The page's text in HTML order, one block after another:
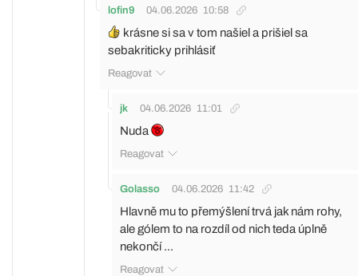
lofin9 04.06.2026 10:58
krásne si sa v tom našiel a prišiel sa
sebakriticky prihlásiť
Reagovat
jk 04.06.2026 11:01
Nuda
Reagovat
Golasso 04.06.2026 11:42
Hlavně mu to přemýšlení trvá jak nám rohy,
ale gólem to na rozdíl od nich teda úplně
nekončí ...
Reagovat